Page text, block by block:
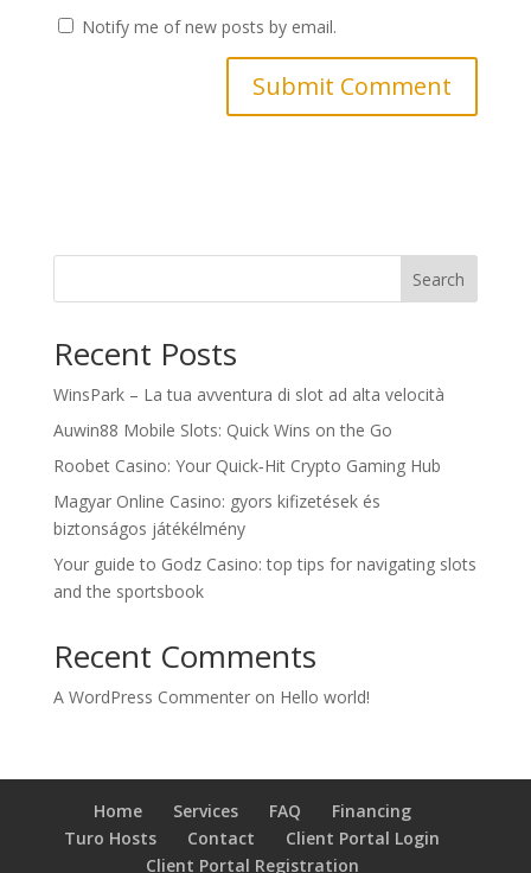
Notify me of new posts by email.
Search
Recent Posts
WinsPark – La tua avventura di slot ad alta velocità
Auwin88 Mobile Slots: Quick Wins on the Go
Roobet Casino: Your Quick‑Hit Crypto Gaming Hub
Magyar Online Casino: gyors kifizetések és
biztonságos játékélmény
Your guide to Godz Casino: top tips for navigating slots
and the sportsbook
Recent Comments
A WordPress Commenteron Hello world!
Home Services FAQ
Financing
Turo Hosts
Contact
Client Portal Login
Client Portal Registration